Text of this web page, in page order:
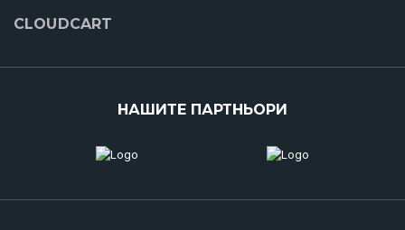
CLOUDCART
НАШИТЕ ПАРТНЬОРИ